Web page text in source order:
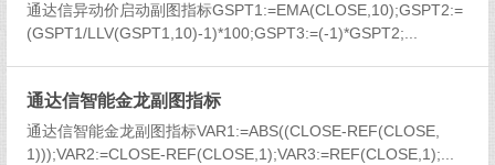
通达信异动价启动副图指标GSPT1:=EMA(CLOSE,10);GSPT2:=
(GSPT1/LLV(GSPT1,10)-1)*100;GSPT3:=(-1)*GSPT2;...
通达信智能金龙副图指标
通达信智能金龙副图指标VAR1:=ABS((CLOSE-REF(CLOSE,
1)));VAR2:=CLOSE-REF(CLOSE,1);VAR3:=REF(CLOSE,1);...